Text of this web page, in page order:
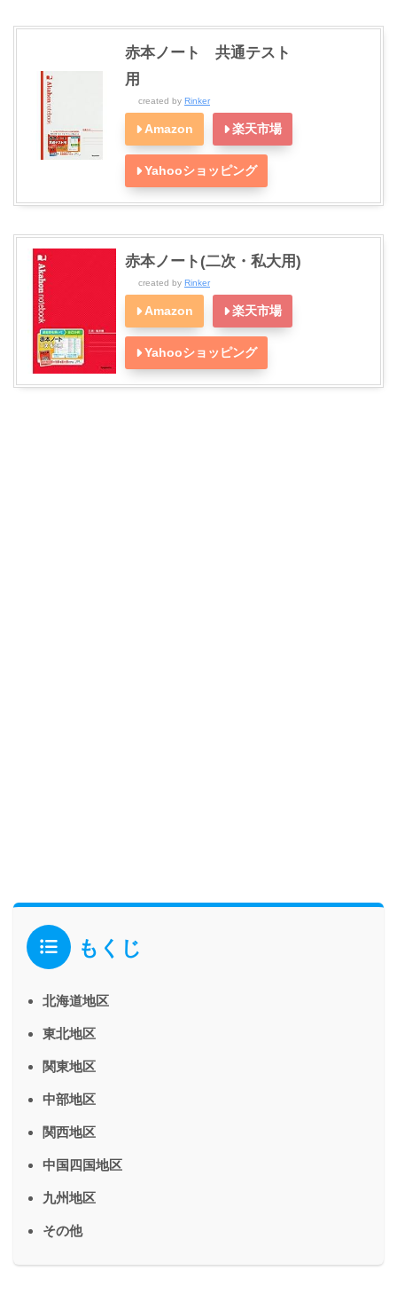
赤本ノート 共通テスト
用
created by Rinker
Amazon 楽天市場
Yahooショッピング
赤本ノート(二次・私大用)
created by Rinker
Amazon 楽天市場
Yahooショッピング
もくじ
北海道地区
東北地区
関東地区
中部地区
関西地区
中国四国地区
九州地区
その他